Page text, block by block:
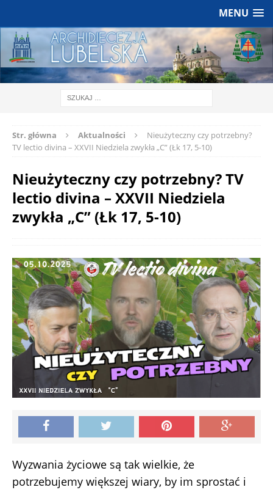
MENU
Str. główna Aktualności
Nieużyteczny czy potrzebny?
TV lectio divina – XXVII Niedziela zwykła „C” (Łk 17, 5-10)
Nieużyteczny czy potrzebny? TV
lectio divina – XXVII Niedziela
zwykła „C” (Łk 17, 5-10)
Wyzwania życiowe są tak wielkie, że
potrzebujemy większej wiary, by im sprostać i